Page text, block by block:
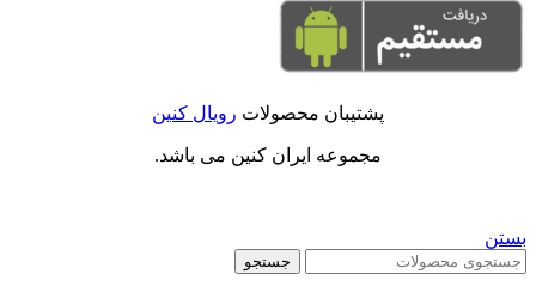
پشتیبان محصولات رویال کنین
مجموعه ایران کنین می باشد.
بستن
جستجو